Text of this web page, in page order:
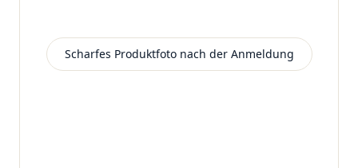
Scharfes Produktfoto nach der Anmeldung